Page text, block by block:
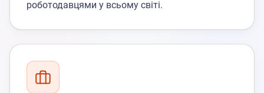
роботодавцями у всьому світі.